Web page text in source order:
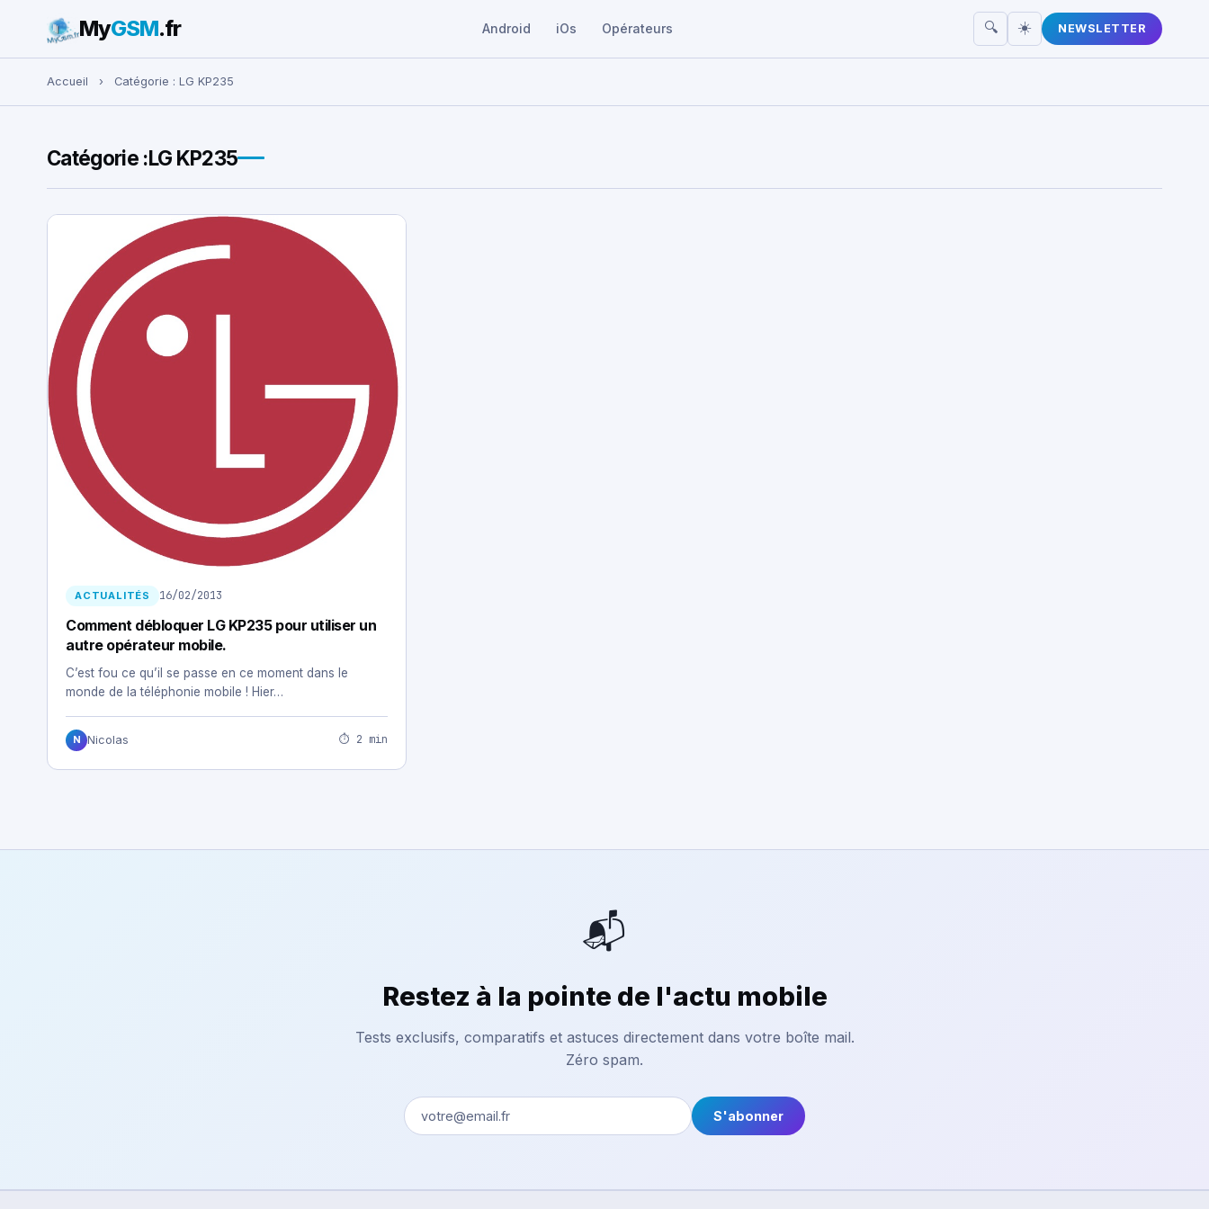
Rechercher :
MyGSM.fr Android iOs Opérateurs 🔍 ☀️ NEWSLETTER
Accueil › Catégorie : LG KP235
Catégorie :LG KP235
ACTUALITÉS 16/02/2013
Comment débloquer LG KP235 pour utiliser un
autre opérateur mobile.
C’est fou ce qu’il se passe en ce moment dans le
monde de la téléphonie mobile ! Hier…
N Nicolas ⏱ 2 min
📬
Restez à la pointe de l'actu mobile
Tests exclusifs, comparatifs et astuces directement dans votre boîte mail.
Zéro spam.
S'abonner